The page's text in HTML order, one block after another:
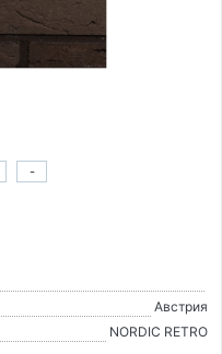
-
Австрия
NORDIC RETRO